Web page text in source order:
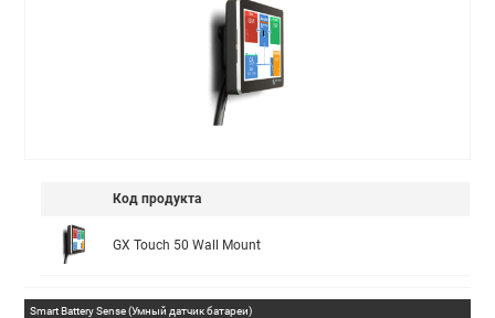
Код продукта
GX Touch 50 Wall Mount
Smart Battery Sense (Умный датчик батареи)